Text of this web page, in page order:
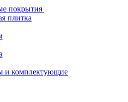
покрытия
плитка
и комплектующие